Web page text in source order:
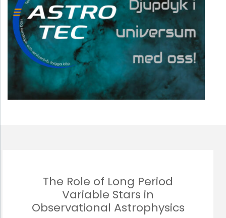
The Role of Long Period
Variable Stars in
Observational Astrophysics